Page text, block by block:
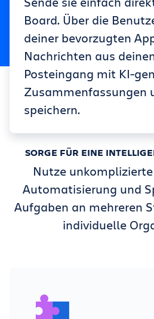
Board. Über die
deiner bevorzugten
Nachrichten aus
Posteingang mit KI-
Zusammenfassungen
speichern.
SORGE FÜR EINE
Nutze
Automatisierung und
Aufgaben an mehreren
individuelle